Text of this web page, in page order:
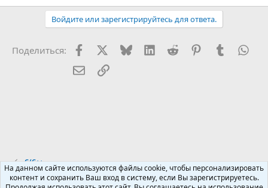
Войдите или зарегистрируйтесь для ответа.
Поделиться: FacebookX (Twitter)
BlueskyLinkedInReddit PinterestTumblr
Электронная почта
Ссылка
C/C++
На данном сайте используются файлы cookie, чтобы персонализировать
контент и сохранить Ваш вход в систему, если Вы зарегистрируетесь.